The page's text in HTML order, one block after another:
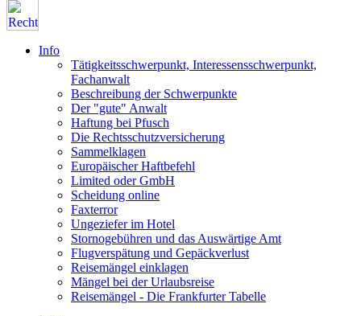
Info
Tätigkeitsschwerpunkt, Interessensschwerpunkt,
Fachanwalt
Beschreibung der Schwerpunkte
Der "gute" Anwalt
Haftung bei Pfusch
Die Rechtsschutzversicherung
Sammelklagen
Europäischer Haftbefehl
Limited oder GmbH
Scheidung online
Faxterror
Ungeziefer im Hotel
Stornogebühren und das Auswärtige Amt
Flugverspätung und Gepäckverlust
Reisemängel einklagen
Mängel bei der Urlaubsreise
Reisemängel - Die Frankfurter Tabelle